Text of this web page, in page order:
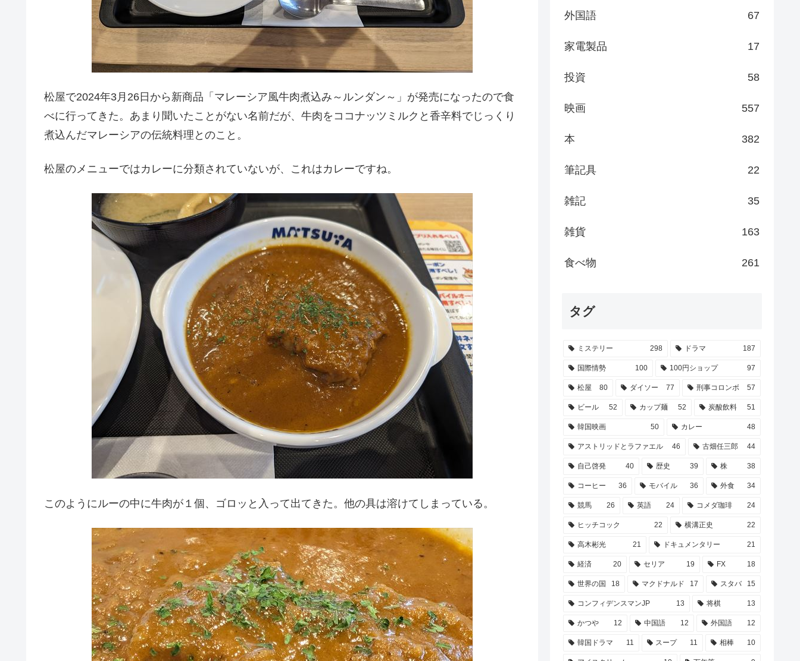
松屋で2024年3月26日から新商品「マレーシア風牛肉煮込み～ルンダン～」が発売になったので食
べに行ってきた。あまり聞いたことがない名前だが、牛肉をココナッツミルクと香辛料でじっくり
煮込んだマレーシアの伝統料理とのこと。
松屋のメニューではカレーに分類されていないが、これはカレーですね。
このようにルーの中に牛肉が１個、ゴロッと入って出てきた。他の具は溶けてしまっている。
外国語 67
家電製品 17
投資 58
映画 557
本 382
筆記具 22
雑記 35
雑貨 163
食べ物 261
タグ
ミステリー 298 ドラマ 187
国際情勢 100 100円ショップ 97
松屋 80 ダイソー 77 刑事コロンボ 57
ビール 52 カップ麺 52 炭酸飲料 51
韓国映画 50 カレー 48
アストリッドとラファエル 46 古畑任三郎 44
自己啓発 40 歴史 39 株 38
コーヒー 36 モバイル 36 外食 34
競馬 26 英語 24 コメダ珈琲 24
ヒッチコック 22 横溝正史 22
高木彬光 21 ドキュメンタリー 21
経済 20 セリア 19 FX 18
世界の国 18 マクドナルド 17 スタバ 15
コンフィデンスマンJP 13 将棋 13
かつや 12 中国語 12 外国語 12
韓国ドラマ 11 スープ 11 相棒 10